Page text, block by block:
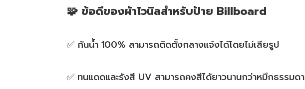
🧩 ข้อดีของผ้าไวนิลสำหรับป้าย Billboard
✅ กันน้ำ 100% สามารถติดตั้งกลางแจ้งได้โดยไม่เสียรูป
✅ ทนแดดและรังสี UV สามารถคงสีได้ยาวนานกว่าหมึกธรรมดา